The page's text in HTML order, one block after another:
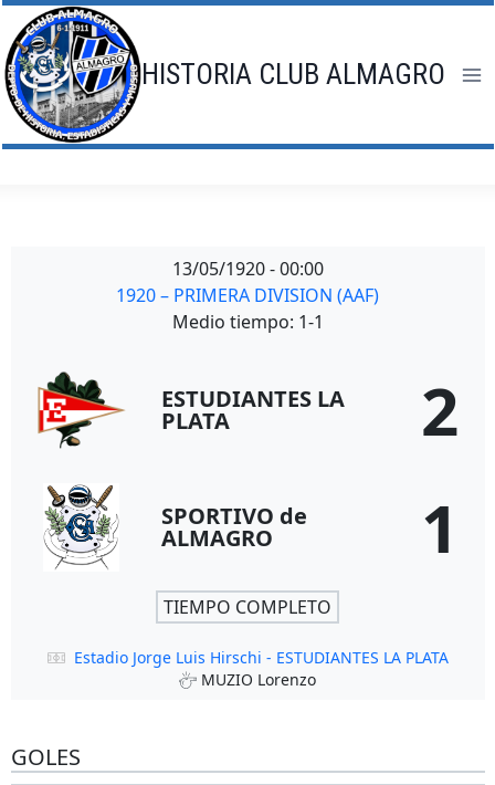
Saltar
al
contenido
HISTORIA CLUB ALMAGRO
13/05/1920 - 00:00
1920 – PRIMERA DIVISION (AAF)
Medio tiempo: 1-1
ESTUDIANTES LA
PLATA 2
SPORTIVO de
ALMAGRO 1
TIEMPO COMPLETO
Estadio Jorge Luis Hirschi - ESTUDIANTES LA PLATA
MUZIO Lorenzo
GOLES